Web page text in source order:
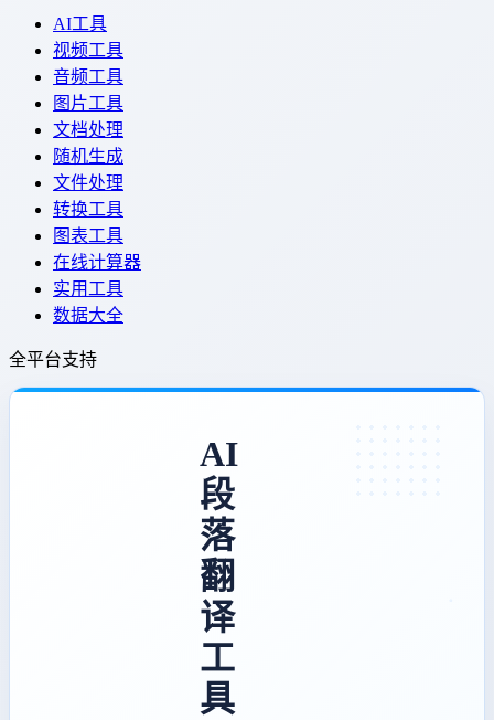
AI工具
视频工具
音频工具
图片工具
文档处理
随机生成
文件处理
转换工具
图表工具
在线计算器
实用工具
数据大全
全平台支持
AI
段
落
翻
译
工
具